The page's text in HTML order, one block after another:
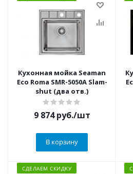
Кухонная мойка Seaman
Eco Roma SMR-5050A Slam-
shut (два отв.)
9 874руб./шт
В корзину
СДЕЛАЕМ СКИДКУ